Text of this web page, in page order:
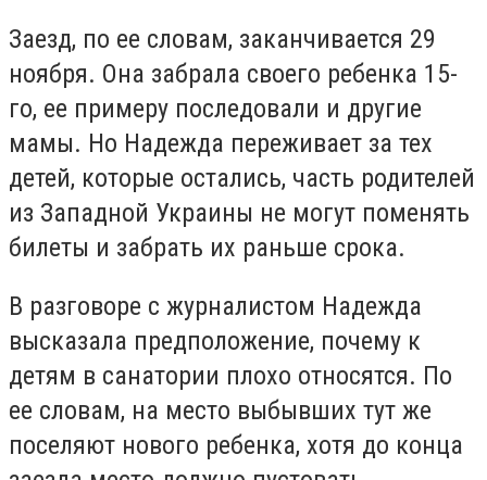
Заезд, по ее словам, заканчивается 29
ноября. Она забрала своего ребенка 15-
го, ее примеру последовали и другие
мамы. Но Надежда переживает за тех
детей, которые остались, часть родителей
из Западной Украины не могут поменять
билеты и забрать их раньше срока.
В разговоре с журналистом Надежда
высказала предположение, почему к
детям в санатории плохо относятся. По
ее словам, на место выбывших тут же
поселяют нового ребенка, хотя до конца